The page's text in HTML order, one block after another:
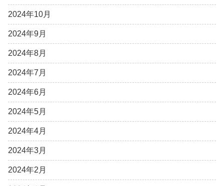
2024年10月
2024年9月
2024年8月
2024年7月
2024年6月
2024年5月
2024年4月
2024年3月
2024年2月